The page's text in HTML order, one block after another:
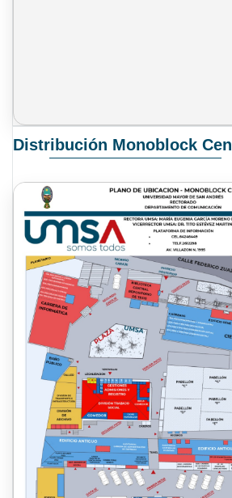
Distribución Monoblock